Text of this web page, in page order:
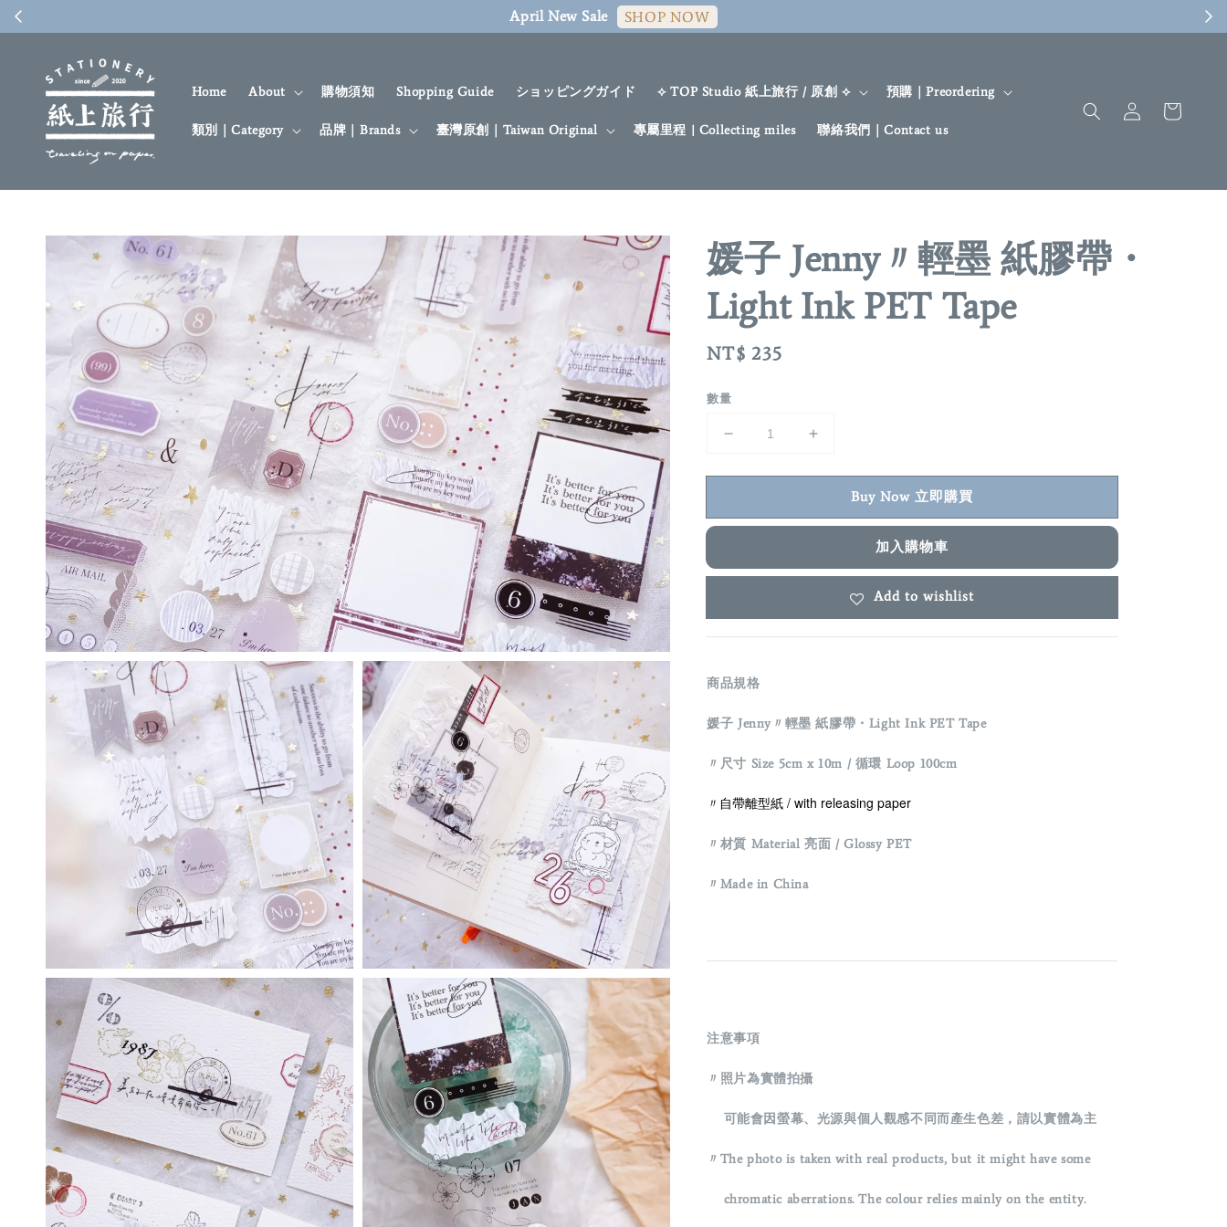
April New Sale SHOP NOW
Home About 購物須知 Shopping Guide ショッピングガイド ⟡ TOP Studio 紙上旅行 / 原創 ⟡ 預購｜Preordering
類別｜Category 品牌｜Brands 臺灣原創｜Taiwan Original 專屬里程 | Collecting miles 聯絡我們｜Contact us
媛子 Jenny〃輕墨 紙膠帶・
Light Ink PET Tape
Regular
NT$ 235
數量
Buy Now 立即購買
加入購物車
Add to wishlist
商品規格
媛子 Jenny〃輕墨 紙膠帶・Light Ink PET Tape
〃尺寸 Size 5cm x 10m / 循環 Loop 100cm
〃自帶離型紙 / with releasing paper
〃材質 Material 亮面 / GlossyPET
〃Made in China
注意事項
〃照片為實體拍攝
可能會因螢幕、光源與個人觀感不同而產生色差，請以實體為主
〃The photo is taken with real products, but it might have some
chromatic aberrations. The colour relies mainly on the entity.